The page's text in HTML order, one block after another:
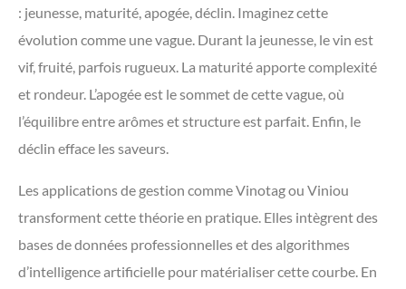
: jeunesse, maturité, apogée, déclin. Imaginez cette
évolution comme une vague. Durant la jeunesse, le vin est
vif, fruité, parfois rugueux. La maturité apporte complexité
et rondeur. L’apogée est le sommet de cette vague, où
l’équilibre entre arômes et structure est parfait. Enfin, le
déclin efface les saveurs.
Les applications de gestion comme Vinotag ou Viniou
transforment cette théorie en pratique. Elles intègrent des
bases de données professionnelles et des algorithmes
d’intelligence artificielle pour matérialiser cette courbe. En